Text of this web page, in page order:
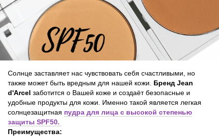
Солнце заставляет нас чувствовать себя счастливыми, но
также может быть вредным для нашей кожи. Бренд Jean
d'Arcel заботится о Вашей коже и создаёт безопасные и
удобные продукты для кожи. Именно такой является легкая
солнцезащитная пудра для лица с высокой степенью
защиты SPF50.
Преимущества: